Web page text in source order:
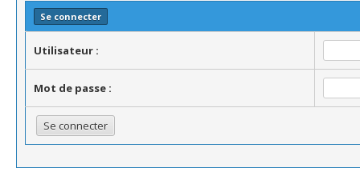
Se connecter
Utilisateur :
Mot de passe :